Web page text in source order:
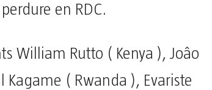
en RDC.
William Rutto ( Kenya ), Joâo
Kagame ( Rwanda ), Evariste